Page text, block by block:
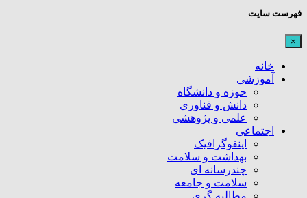
فهرست سایت
×
خانه
آموزشی
حوزه و دانشگاه
دانش و فناوری
علمی و پژوهشی
اجتماعی
اینفوگرافیک
بهداشت و سلامت
چندرسانه ای
سلامت و جامعه